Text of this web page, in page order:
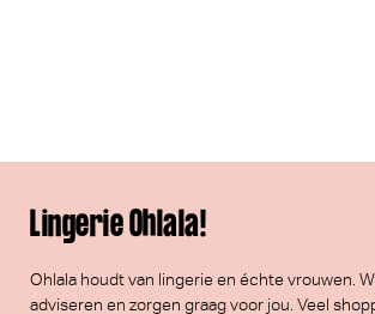
Lingerie Ohlala!
Ohlala houdt van lingerie en échte vrouwen.
adviseren en zorgen graag voor jou. Veel